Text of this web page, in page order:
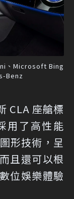
、Microsoft Bing
Benz
CLA 座艙標
用了高性能
形技術，呈
且還可以根
位娛樂體驗